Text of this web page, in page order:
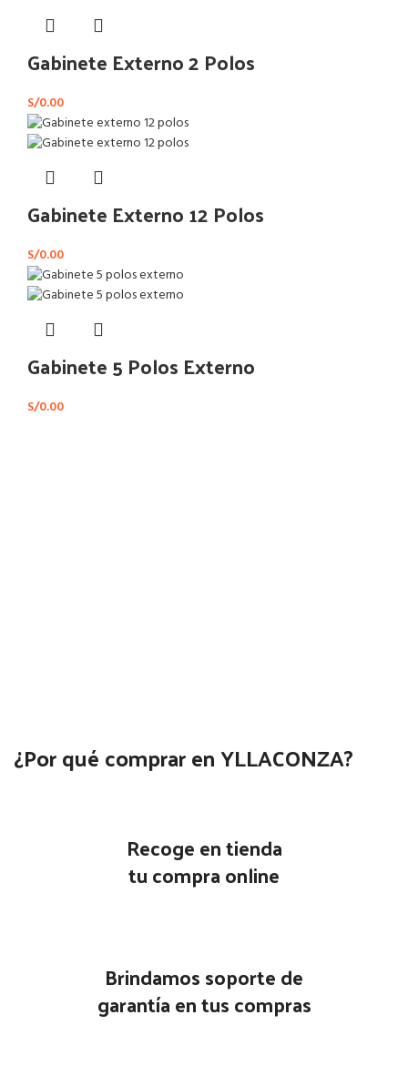
Gabinete Externo 2 Polos
S/0.00
Gabinete Externo 12 Polos
S/0.00
Gabinete 5 Polos Externo
S/0.00
¿Por qué comprar en YLLACONZA?
Recoge en tienda
tu compra online
Brindamos soporte de
garantía en tus compras